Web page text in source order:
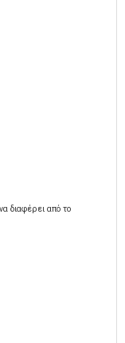
διαφέρει από το